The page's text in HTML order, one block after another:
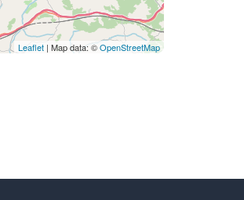
Leaflet | Map data: ©OpenStreetMap